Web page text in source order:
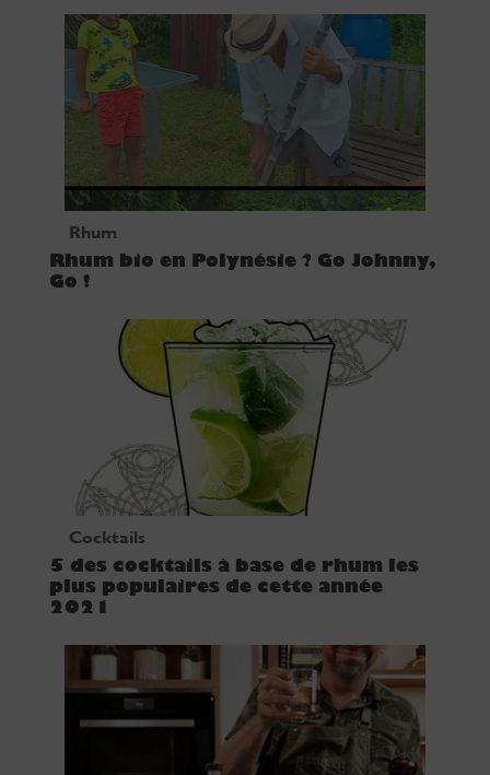
Rhum
Rhum bio en Polynésie ? Go Johnny,
Go !
Cocktails
5 des cocktails à base de rhum les
plus populaires de cette année
2021